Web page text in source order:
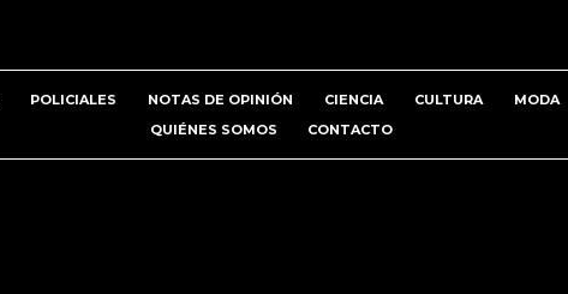
POLICIALES NOTAS DE OPINIÓN CIENCIA CULTURA MODA
QUIÉNES SOMOS
CONTACTO